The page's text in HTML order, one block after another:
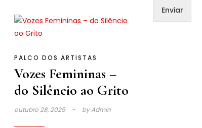
PALCO DOS ARTISTAS
Vozes Femininas –
do Silêncio ao Grito
outubro 28, 2025 byAdmin
Enviar